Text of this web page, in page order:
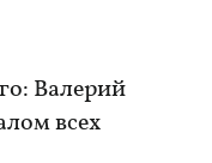
Валерий
всех